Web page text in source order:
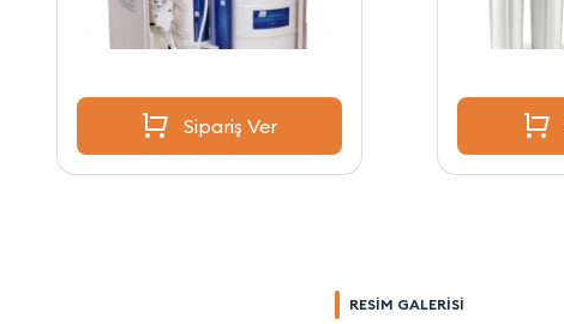
Sipariş Ver
RESİM GALERİSİ